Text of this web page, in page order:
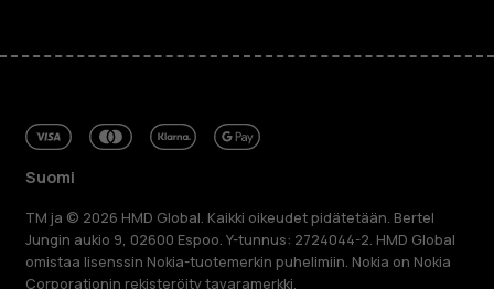
Suomi
TM ja © 2026 HMD Global. Kaikki oikeudet pidätetään. Bertel
Jungin aukio 9, 02600 Espoo. Y-tunnus: 2724044-2. HMD Global
omistaa lisenssin Nokia-tuotemerkin puhelimiin. Nokia on Nokia
Corporationin rekisteröity tavaramerkki.